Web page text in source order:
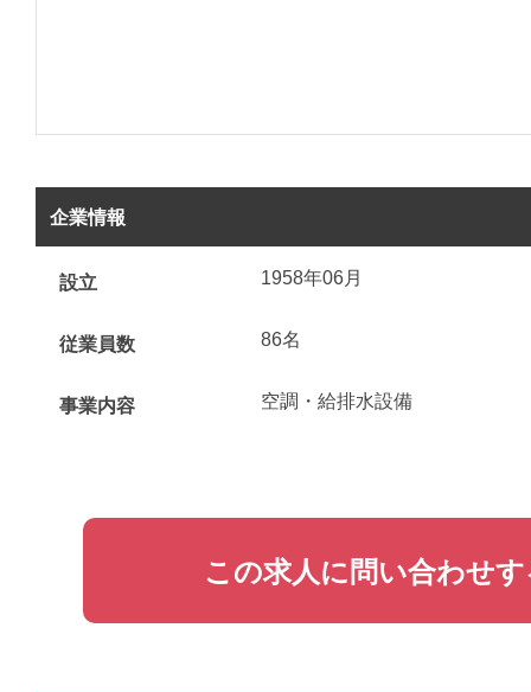
企業情報
設立 1958年06月
従業員数 86名
事業内容 空調・給排水設備
この求人に問い合わせ